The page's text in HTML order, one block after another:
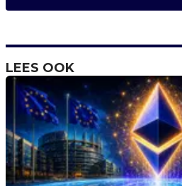
LEES OOK